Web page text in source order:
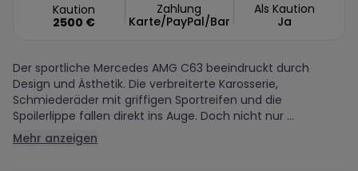
Kaution
2500 €
Zahlung
Karte/PayPal/Bar
Als Kaution
Ja
Der sportliche Mercedes AMG C63 beeindruckt durch
Design und Ästhetik. Die verbreiterte Karosserie,
Schmiederäder mit griffigen Sportreifen und die
Spoilerlippe fallen direkt ins Auge. Doch nicht nur ...
Mehr anzeigen